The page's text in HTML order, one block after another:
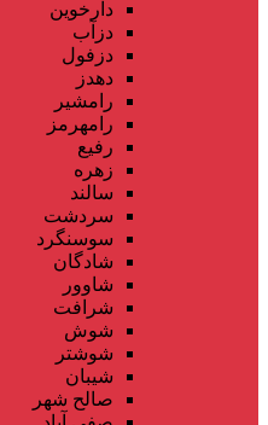
دارخوین
دزآب
دزفول
دهدز
رامشیر
رامهرمز
رفیع
زهره
سالند
سردشت
سوسنگرد
شادگان
شاوور
شرافت
شوش
شوشتر
شیبان
صالح شهر